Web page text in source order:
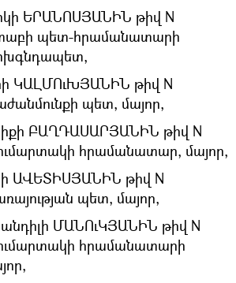
ԵՐԱՆՈՍՅԱՆԻՆ թիվ N
պետ-հրամանատարի
ԿԱԼՄՈւԽՅԱՆԻՆ թիվ N
պետ, մայոր,
ԲԱՂԴԱՍԱՐՅԱՆԻՆ թիվ N
հրամանատար, մայոր,
ԱՎԵՏԻՍՅԱՆԻՆ թիվ N
պետ, մայոր,
ՄԱՆՈւԿՅԱՆԻՆ թիվ N
հրամանատարի